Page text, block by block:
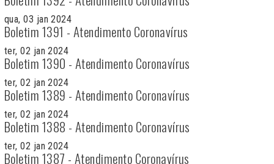
qua, 03 jan 2024
Boletim 1391 - Atendimento Coronavírus
ter, 02 jan 2024
Boletim 1390 - Atendimento Coronavírus
ter, 02 jan 2024
Boletim 1389 - Atendimento Coronavírus
ter, 02 jan 2024
Boletim 1388 - Atendimento Coronavírus
ter, 02 jan 2024
Boletim 1387 - Atendimento Coronavírus